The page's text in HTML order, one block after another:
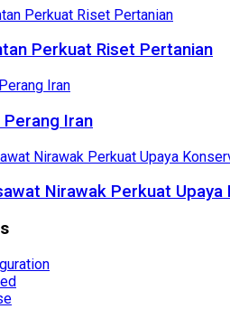
Perkuat Riset Pertanian
Iran
Nirawak Perkuat Upaya